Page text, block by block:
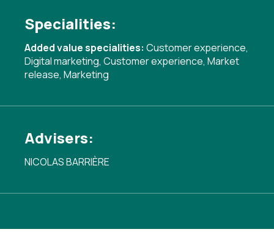
Specialities:
Added value specialities: Customer experience,
Digital marketing, Customer experience, Market
release, Marketing
Advisers:
NICOLAS BARRIÈRE